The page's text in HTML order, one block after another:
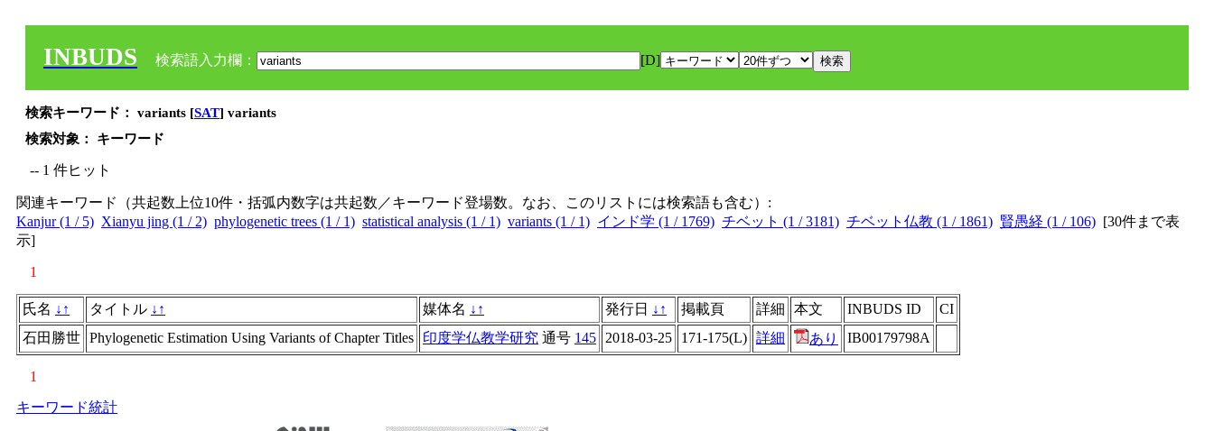
INBUDS 検索語入力欄： [D]
検索キーワード： variants [SAT] variants
検索対象： キーワード
-- 1 件ヒット
関連キーワード（共起数上位10件・括弧内数字は共起数／キーワード登場数。なお、このリストには検索語も含む）:
Kanjur (1 / 5) Xianyu jing (1 / 2) phylogenetic trees (1 / 1) statistical analysis (1 / 1) variants (1 / 1) インド学 (1 / 1769) チベット (1 / 3181) チベット仏教 (1 / 1861) 賢愚経 (1 / 106) [30件まで表
示]
1
氏名 ↓ ↑ タイトル ↓ ↑ 媒体名 ↓ ↑ 発行日 ↓ ↑ 掲載頁 詳細 本文 INBUDS ID
CI
石田勝世 Phylogenetic Estimation Using Variants of Chapter Titles 印度学仏教学研究 通号 145 2018-03-25 171-175(L) 詳細 あり IB00179798A
1
キーワード統計